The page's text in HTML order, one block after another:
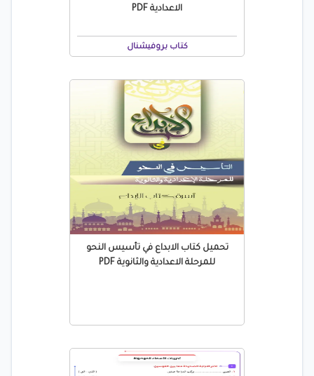
الاعدادية PDF
كتاب بروفيشنال
تحميل كتاب الابداع في تأسيس النحو
للمرحلة الاعدادية والثانوية PDF